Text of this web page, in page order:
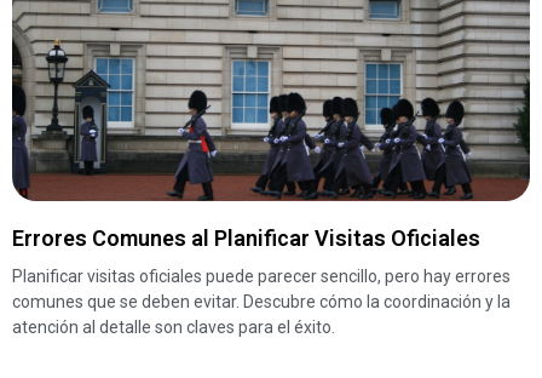
Errores Comunes al Planificar Visitas Oficiales
Planificar visitas oficiales puede parecer sencillo, pero hay errores
comunes que se deben evitar. Descubre cómo la coordinación y la
atención al detalle son claves para el éxito.